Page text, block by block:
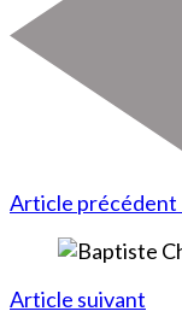
Article précédent
Article suivant